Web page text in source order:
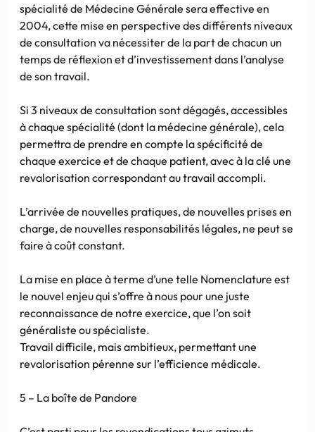
spécialité de Médecine Générale sera effective en
2004, cette mise en perspective des différents niveaux
de consultation va nécessiter de la part de chacun un
temps de réflexion et d’investissement dans l’analyse
de son travail.
Si 3 niveaux de consultation sont dégagés, accessibles
à chaque spécialité (dont la médecine générale), cela
permettra de prendre en compte la spécificité de
chaque exercice et de chaque patient, avec à la clé une
revalorisation correspondant au travail accompli.
L’arrivée de nouvelles pratiques, de nouvelles prises en
charge, de nouvelles responsabilités légales, ne peut se
faire à coût constant.
La mise en place à terme d’une telle Nomenclature est
le nouvel enjeu qui s’offre à nous pour une juste
reconnaissance de notre exercice, que l’on soit
généraliste ou spécialiste.
Travail difficile, mais ambitieux, permettant une
revalorisation pérenne sur l’efficience médicale.
5 – La boîte de Pandore